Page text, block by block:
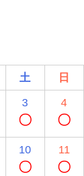
土 日
3
〇
4
〇
10
〇
11
〇